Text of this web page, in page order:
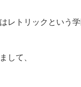
レトリックという
して、